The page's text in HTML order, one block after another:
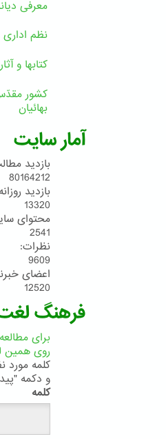
معرفی
نظم
کتابها و
کشور
بهائیان
آمار سایت
بازدید
80164212
بازدید
13320
محتوای
2541
نظرات:
9609
اعضای
12520
فرهنگ
برای
روی همین
کلمه مورد
و دکمه
کلمه